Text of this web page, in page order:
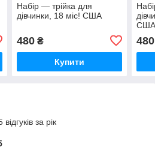
Набір — трійка для
дівчинки, 18 міс! США
480₴
Купити
480
за рік